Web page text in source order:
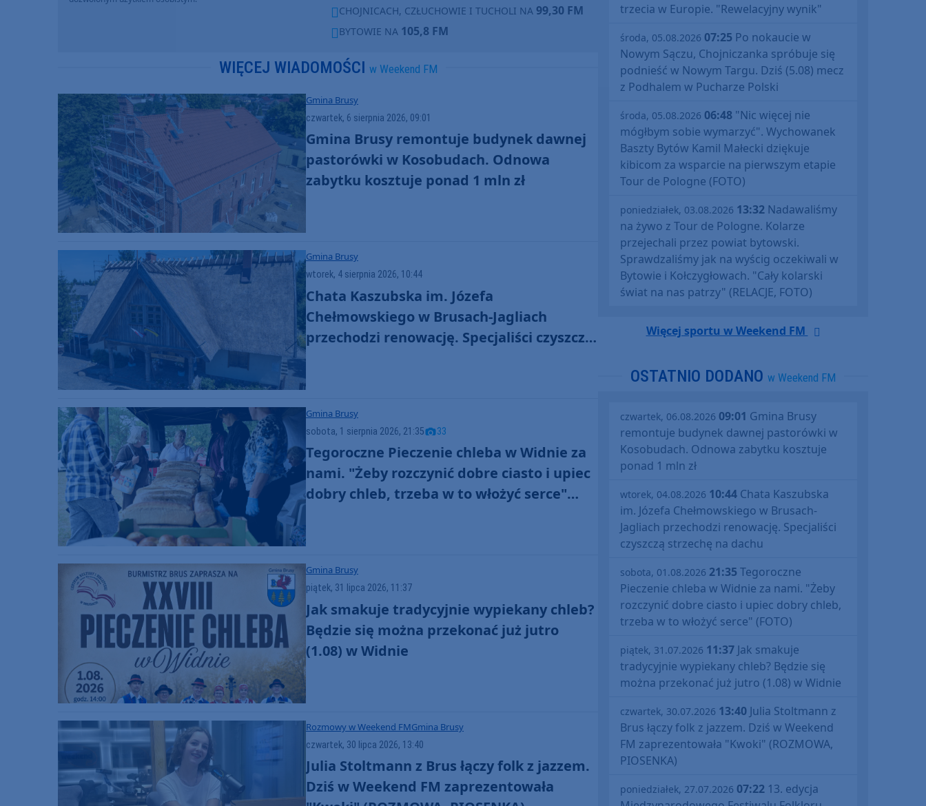
CHOJNICACH, CZŁUCHOWIE I TUCHOLI NA 99,30 FM
BYTOWIE NA 105,8 FM
WIĘCEJ WIADOMOŚCI w Weekend FM
Gmina Brusy
czwartek, 6 sierpnia 2026, 09:01
Gmina Brusy remontuje budynek dawnej
pastorówki w Kosobudach. Odnowa
zabytku kosztuje ponad 1 mln zł
Gmina Brusy
wtorek, 4 sierpnia 2026, 10:44
Chata Kaszubska im. Józefa
Chełmowskiego w Brusach-Jagliach
przechodzi renowację. Specjaliści czyszczą
Gmina Brusy
sobota, 1 sierpnia 2026, 21:35 33
Tegoroczne Pieczenie chleba w Widnie za
nami. "Żeby rozczynić dobre ciasto i upiec
dobry chleb, trzeba w to włożyć serce"
Gmina Brusy
piątek, 31 lipca 2026, 11:37
Jak smakuje tradycyjnie wypiekany chleb?
Będzie się można przekonać już jutro
(1.08) w Widnie
Rozmowy w Weekend FMGmina Brusy
czwartek, 30 lipca 2026, 13:40
Julia Stoltmann z Brus łączy folk z jazzem.
Dziś w Weekend FM zaprezentowała
trzecia w Europie. "Rewelacyjny wynik"
środa, 05.08.2026 07:25 Po nokaucie w
Nowym Sączu, Chojniczanka spróbuje się
podnieść w Nowym Targu. Dziś (5.08) mecz
z Podhalem w Pucharze Polski
środa, 05.08.2026 06:48 "Nic więcej nie
mógłbym sobie wymarzyć". Wychowanek
Baszty Bytów Kamil Małecki dziękuje
kibicom za wsparcie na pierwszym etapie
Tour de Pologne (FOTO)
poniedziałek, 03.08.2026 13:32 Nadawaliśmy
na żywo z Tour de Pologne. Kolarze
przejechali przez powiat bytowski.
Sprawdzaliśmy jak na wyścig oczekiwali w
Bytowie i Kołczygłowach. "Cały kolarski
świat na nas patrzy" (RELACJE, FOTO)
Więcej sportu w Weekend FM
OSTATNIO DODANO w Weekend FM
czwartek, 06.08.2026 09:01 Gmina Brusy
remontuje budynek dawnej pastorówki w
Kosobudach. Odnowa zabytku kosztuje
ponad 1 mln zł
wtorek, 04.08.2026 10:44 Chata Kaszubska
im. Józefa Chełmowskiego w Brusach-
Jagliach przechodzi renowację. Specjaliści
czyszczą strzechę na dachu
sobota, 01.08.2026 21:35 Tegoroczne
Pieczenie chleba w Widnie za nami. "Żeby
rozczynić dobre ciasto i upiec dobry chleb,
trzeba w to włożyć serce" (FOTO)
piątek, 31.07.2026 11:37 Jak smakuje
tradycyjnie wypiekany chleb? Będzie się
można przekonać już jutro (1.08) w Widnie
czwartek, 30.07.2026 13:40 Julia Stoltmann z
Brus łączy folk z jazzem. Dziś w Weekend
FM zaprezentowała "Kwoki" (ROZMOWA,
PIOSENKA)
poniedziałek, 27.07.2026 07:22 13. edycja